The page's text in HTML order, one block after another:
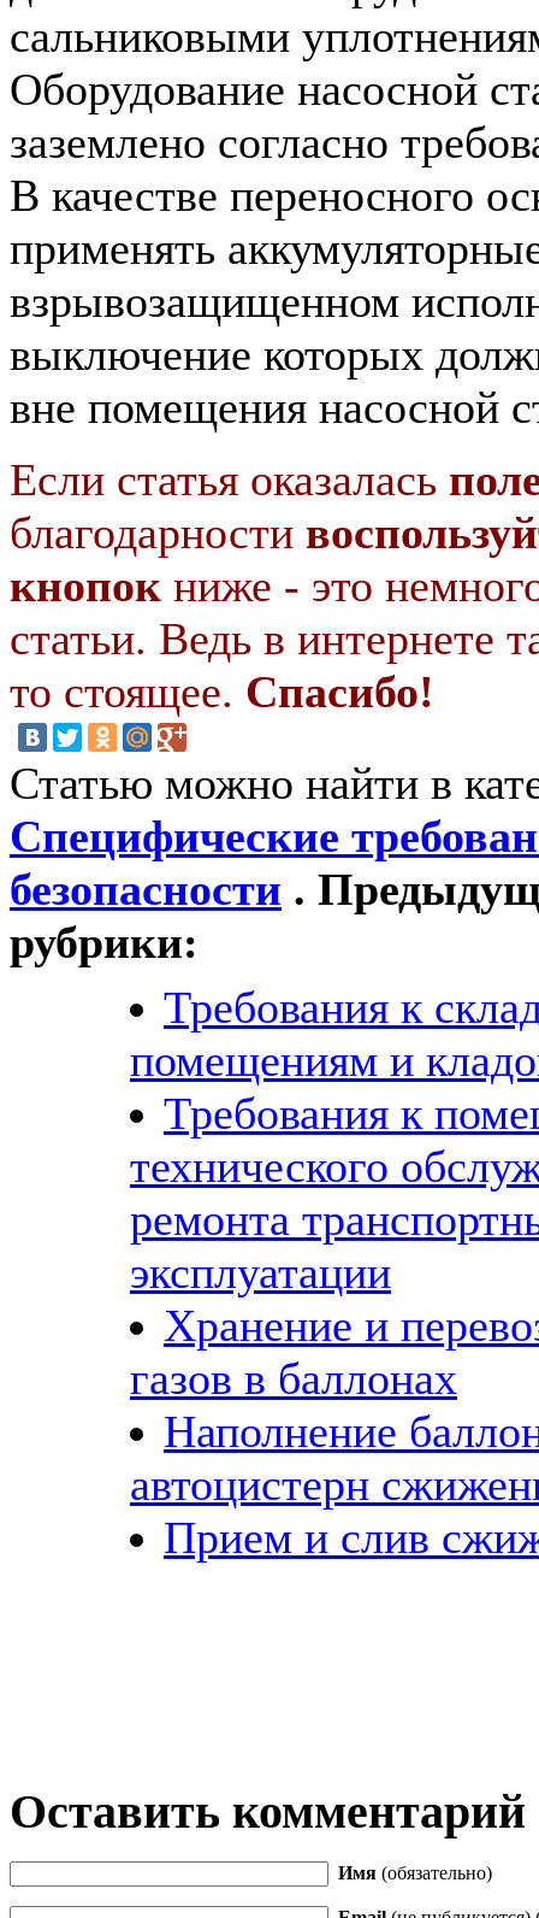
сальниковыми
Оборудование насосной
заземлено согласно
В качестве переносного
применять
взрывозащищенном
выключение которых
вне помещения насосной
Если статья оказалась
благодарности
кнопок ниже - это
статьи. Ведь в интернете
то стоящее. Спасибо!
Статью можно найти в
Специфические
безопасности .
рубрики:
Требования к
помещениям и
Требования к
технического
ремонта
эксплуатации
Хранение и
газов в баллонах
Наполнение
автоцистерн
Прием и слив
Оставить комментарий
Имя (обязательно)